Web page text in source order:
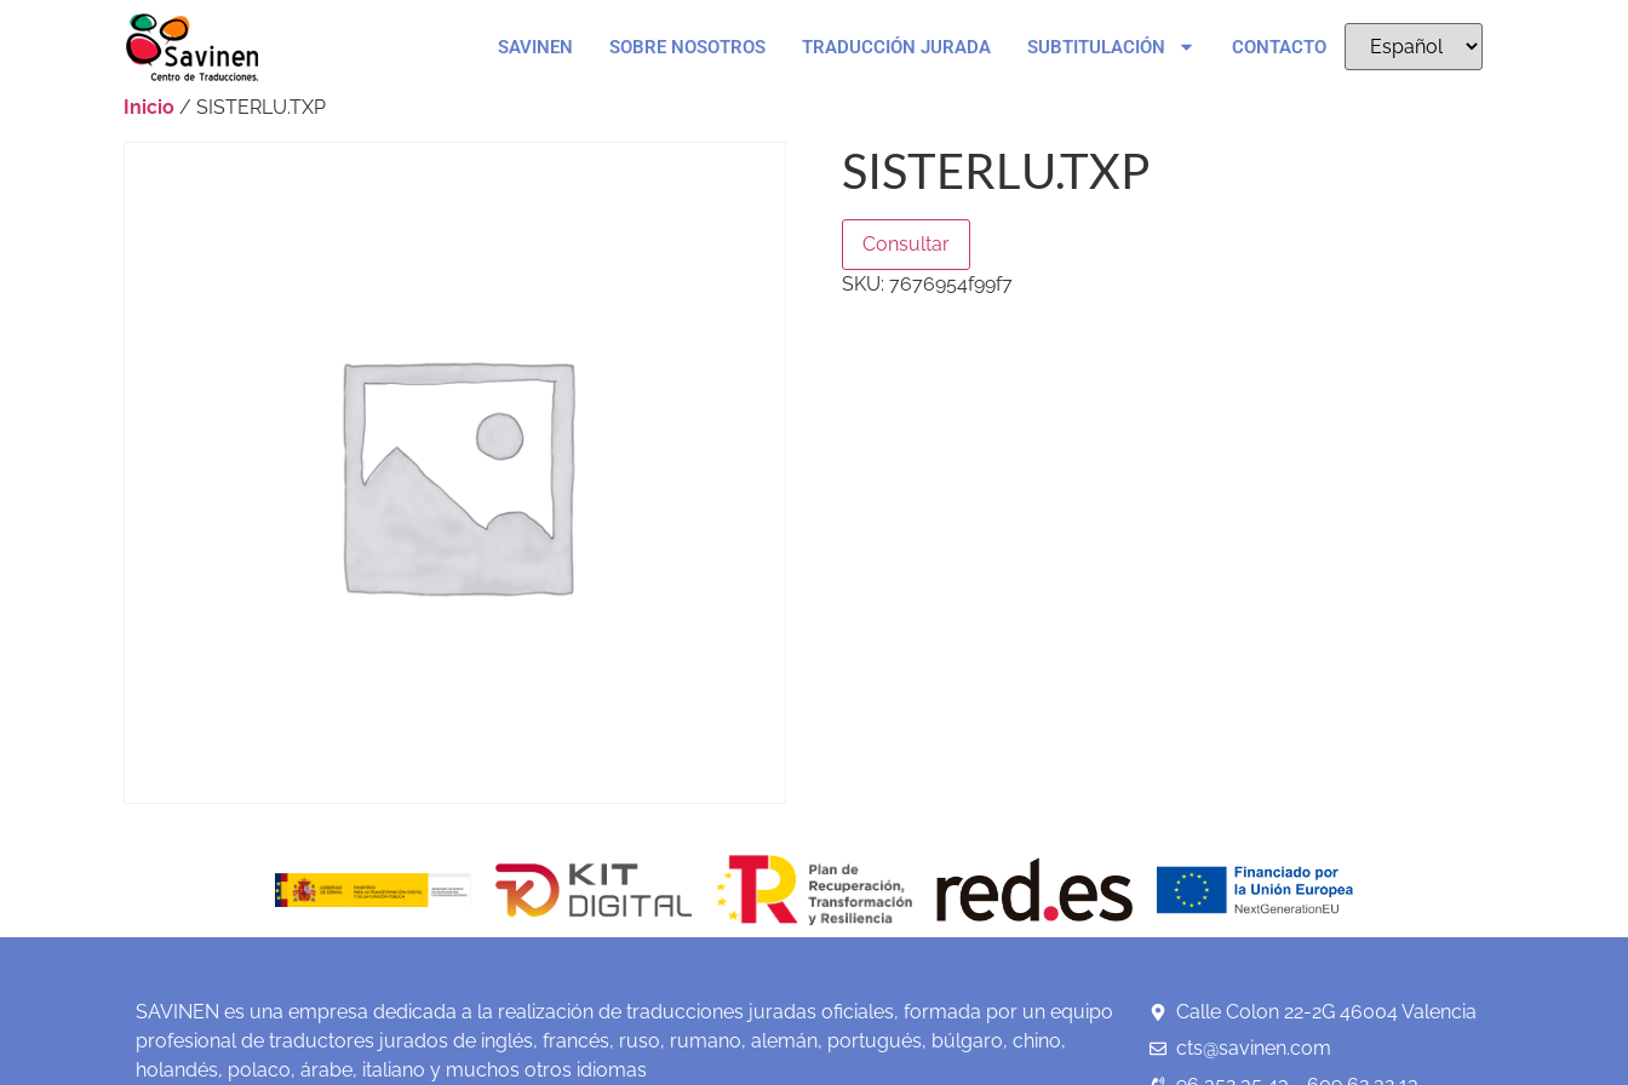
SAVINEN SOBRE NOSOTROS TRADUCCIÓN JURADA SUBTITULACIÓN CONTACTO
Inicio / SISTERLU.TXP
SISTERLU.TXP
Consultar
SKU: 7676954f99f7
SAVINEN es una empresa dedicada a la realización de traducciones juradas oficiales, formada por un equipo
profesional de traductores jurados de inglés, francés, ruso, rumano, alemán, portugués, búlgaro, chino,
holandés, polaco, árabe, italiano y muchos otros idiomas
Calle Colon 22-2G 46004 Valencia
cts@savinen.com